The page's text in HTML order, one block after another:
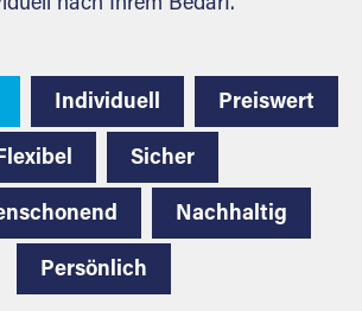
nach Ihrem Bedarf.
Individuell Preiswert
Sicher
Nachhaltig
Persönlich